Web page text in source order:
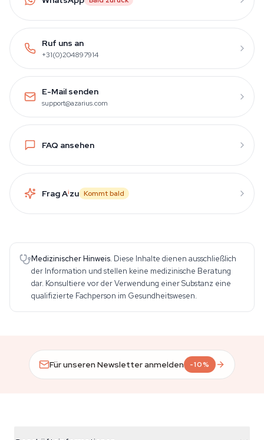
Ruf uns an
+31(0)204897914
E-Mail senden
support@azarius.com
FAQ ansehen
Frag Aizu Kommt bald
Medizinischer Hinweis. Diese Inhalte dienen ausschließlich
der Information und stellen keine medizinische Beratung
dar. Konsultiere vor der Verwendung einer Substanz eine
qualifizierte Fachperson im Gesundheitswesen.
Für unseren Newsletter anmelden -10%